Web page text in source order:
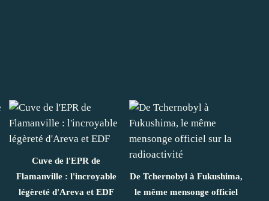
Cuve de l'EPR de
Flamanville : l'incroyable
légèreté d'Areva et EDF
De Tchernobyl à Fukushima,
le même mensonge officiel